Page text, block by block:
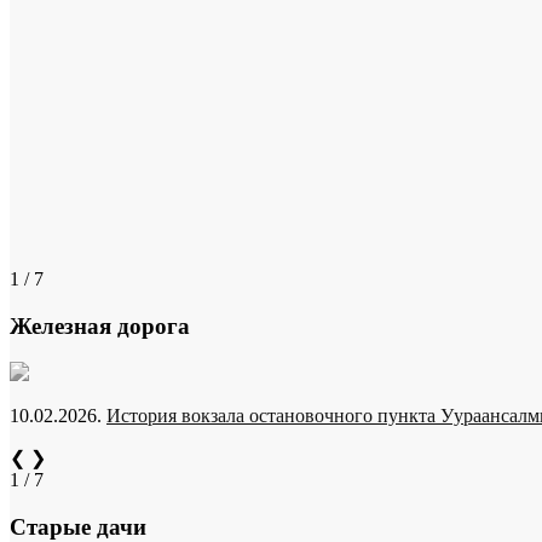
1 / 7
Железная дорога
10.02.2026. История вокзала остановочного пункта
❮ ❯
1 / 7
Старые дачи